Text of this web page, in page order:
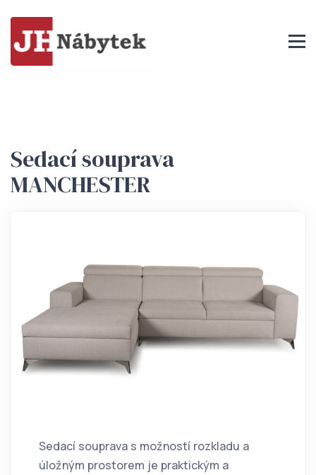
Sedací souprava
MANCHESTER
Sedací souprava s možností rozkladu a
úložným prostorem je praktickým a